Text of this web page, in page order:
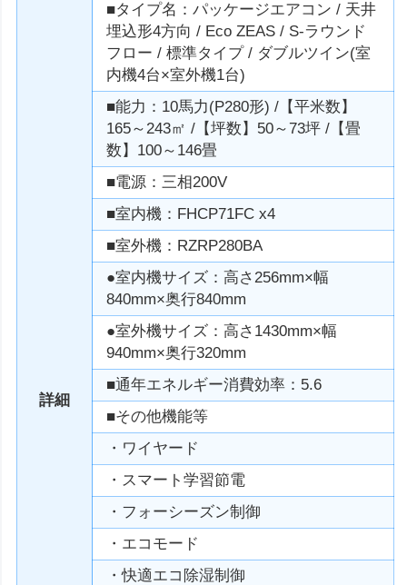
詳細
■タイプ名：パッケージエアコン / 天井
埋込形4方向 / Eco ZEAS / S-ラウンド
フロー / 標準タイプ / ダブルツイン(室
内機4台×室外機1台)
■能力：10馬力(P280形) /【平米数】
165～243㎡ /【坪数】50～73坪 /【畳
数】100～146畳
■電源：三相200V
■室内機：FHCP71FC x4
■室外機：RZRP280BA
●室内機サイズ：高さ256mm×幅
840mm×奥行840mm
●室外機サイズ：高さ1430mm×幅
940mm×奥行320mm
■通年エネルギー消費効率：5.6
■その他機能等
・ワイヤード
・スマート学習節電
・フォーシーズン制御
・エコモード
・快適エコ除湿制御